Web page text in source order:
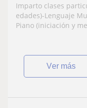
Imparto clases
edades)-Lenguaje
Piano (iniciación y
ver más